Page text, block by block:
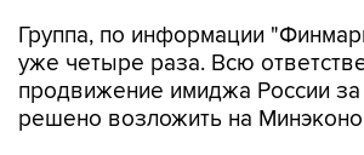
Группа, по информации
уже четыре раза. Всю
продвижение имиджа России
решено возложить на